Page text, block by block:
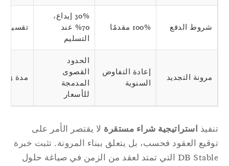
شروط الدفع 100% مقدمًا
30% إيداع،
70% عند
التسليم
تقسيم 50/50
مرونة التجديد
إعادة التفاوض
السنوية
الحدود
القصوى
المدمجة
للأسعار
استراتيجية شراء مستقرةلا يقتصر الأمر على
العقود فحسب، بل يتعلق ببناء المرونة. تثبت خبرة
DB Stable التي تمتد لعقد من الزمن في صياغة حلول